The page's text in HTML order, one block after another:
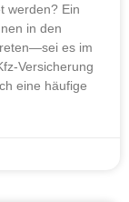
werden? Ein
in den
es im
Versicherung
eine häufige